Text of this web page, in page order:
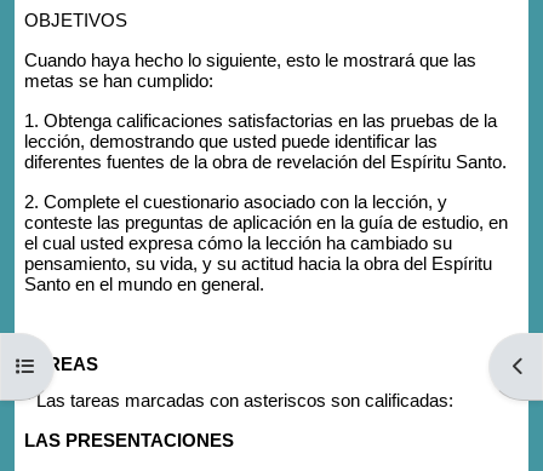
Open course index
OBJETIVOS
Cuando haya hecho lo siguiente, esto le mostrará que las
metas se han cumplido:
1. Obtenga calificaciones satisfactorias en las pruebas de la
lección, demostrando que usted puede identificar las
diferentes fuentes de la obra de revelación del Espíritu Santo.
2. Complete el cuestionario asociado con la lección, y
conteste las preguntas de aplicación en la guía de estudio, en
el cual usted expresa cómo la lección ha cambiado su
pensamiento, su vida, y su actitud hacia la obra del Espíritu
Santo en el mundo en general.
TAREAS
* Las tareas marcadas con asteriscos son calificadas:
LAS PRESENTACIONES